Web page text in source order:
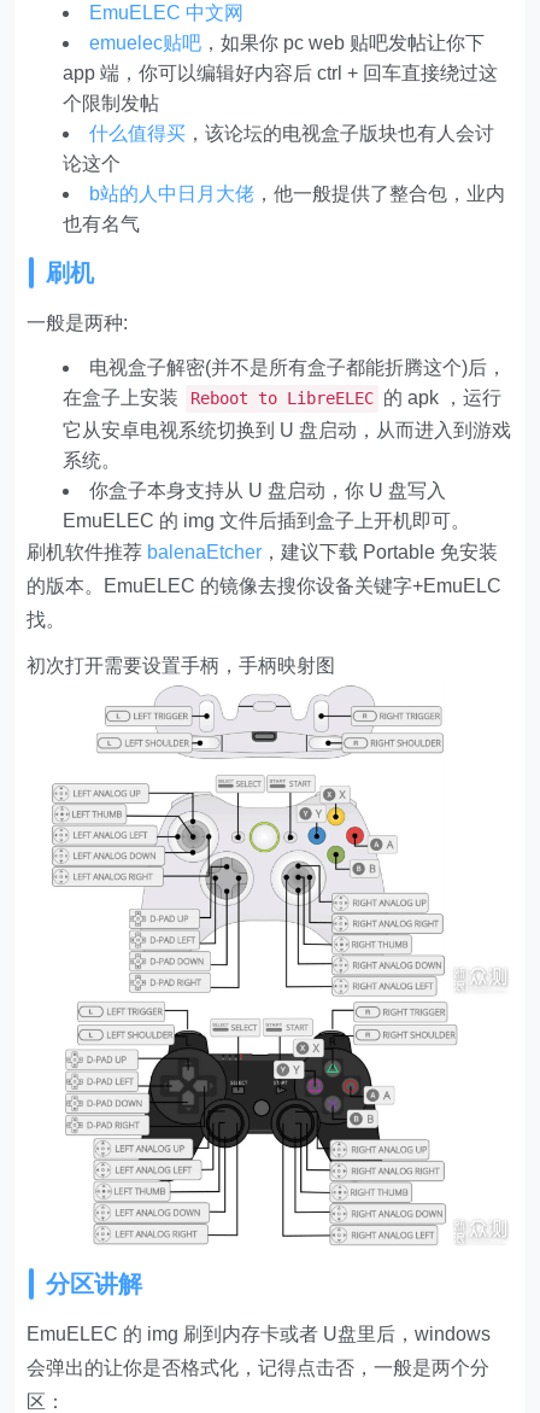
EmuELEC 中文网
emuelec贴吧 ，如果你 pc web 贴吧发帖让你下
app 端，你可以编辑好内容后 ctrl + 回车直接绕过这
个限制发帖
什么值得买 ，该论坛的电视盒子版块也有人会讨
论这个
b站的人中日月大佬 ，他一般提供了整合包，业内
也有名气
刷机
一般是两种:
电视盒子解密(并不是所有盒子都能折腾这个)后，
在盒子上安装
Reboot to LibreELEC 的 apk ，运行
它从安卓电视系统切换到 U 盘启动，从而进入到游戏
系统。
你盒子本身支持从 U 盘启动，你 U 盘写入
EmuELEC 的 img 文件后插到盒子上开机即可。
刷机软件推荐 balenaEtcher ，建议下载 Portable 免安装
的版本。EmuELEC 的镜像去搜你设备关键字+EmuELC
找。
初次打开需要设置手柄，手柄映射图
分区讲解
EmuELEC 的 img 刷到内存卡或者 U盘里后，windows
会弹出的让你是否格式化，记得点击否，一般是两个分
区：